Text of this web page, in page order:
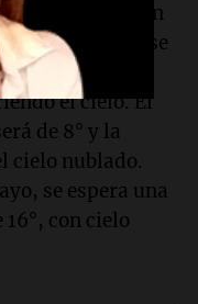
también con
20 de mayo, se
de 8° y
el cielo. El
de 8° y la
cielo nublado.
se espera una
con cielo